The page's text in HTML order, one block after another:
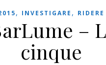
, INVESTIGARE , RIDERE
–
cinque